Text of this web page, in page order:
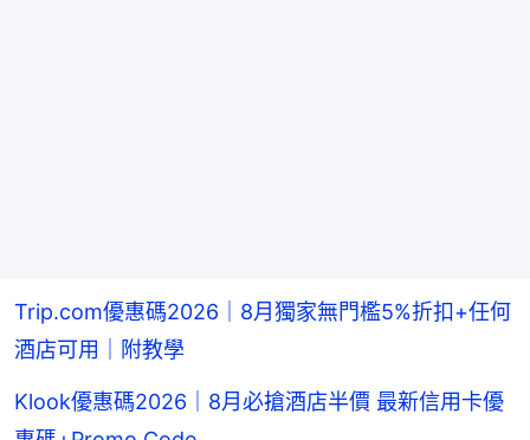
Trip.com優惠碼2026｜8月獨家無門檻5%折扣+任何
酒店可用｜附教學
Klook優惠碼2026｜8月必搶酒店半價 最新信用卡優